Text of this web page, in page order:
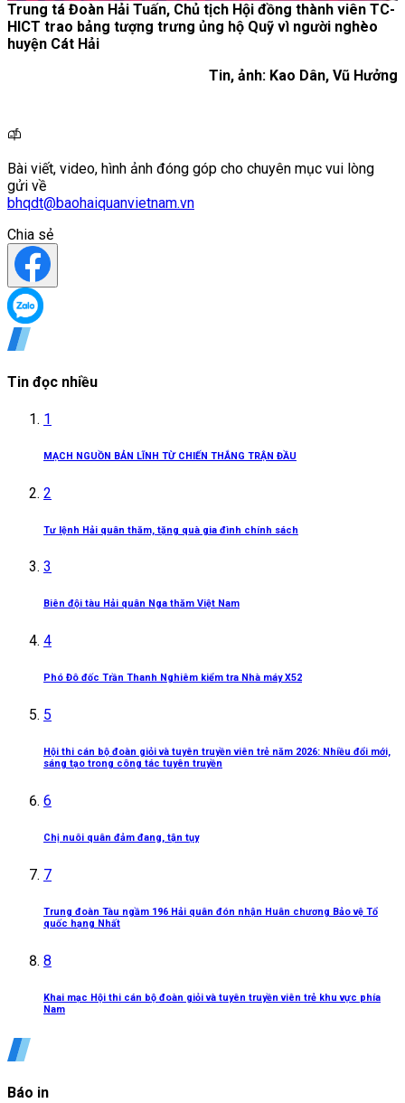
Trung tá Đoàn Hải Tuấn, Chủ tịch Hội đồng thành viên TC-
HICT trao bảng tượng trưng ủng hộ Quỹ vì người nghèo
huyện Cát Hải
Tin, ảnh: Kao Dân, Vũ Hưởng
Bài viết, video, hình ảnh đóng góp cho chuyên mục vui lòng
gửi về
bhqdt@baohaiquanvietnam.vn
Chia sẻ
Tin đọc nhiều
1
MẠCH NGUỒN BẢN LĨNH TỪ CHIẾN THẮNG TRẬN ĐẦU
2
Tư lệnh Hải quân thăm, tặng quà gia đình chính sách
3
Biên đội tàu Hải quân Nga thăm Việt Nam
4
Phó Đô đốc Trần Thanh Nghiêm kiểm tra Nhà máy X52
5
Hội thi cán bộ đoàn giỏi và tuyên truyền viên trẻ năm 2026: Nhiều đổi mới,
sáng tạo trong công tác tuyên truyền
6
Chị nuôi quân đảm đang, tận tụy
7
Trung đoàn Tàu ngầm 196 Hải quân đón nhận Huân chương Bảo vệ Tổ
quốc hạng Nhất
8
Khai mạc Hội thi cán bộ đoàn giỏi và tuyên truyền viên trẻ khu vực phía
Nam
Báo in